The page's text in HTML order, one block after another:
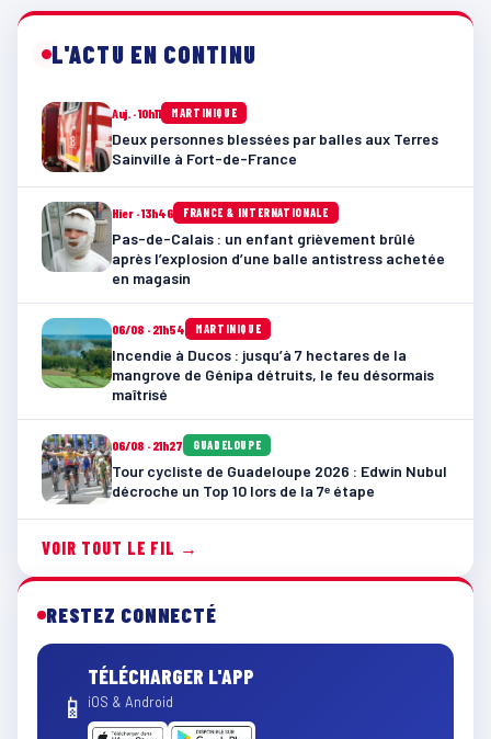
L'ACTU EN CONTINU
Auj. · 10h11 MARTINIQUE
Deux personnes blessées par balles aux Terres
Sainville à Fort-de-France
Hier · 13h46 FRANCE & INTERNATIONALE
Pas-de-Calais : un enfant grièvement brûlé
après l’explosion d’une balle antistress achetée
en magasin
06/08 · 21h54 MARTINIQUE
Incendie à Ducos : jusqu’à 7 hectares de la
mangrove de Génipa détruits, le feu désormais
maîtrisé
06/08 · 21h27 GUADELOUPE
Tour cycliste de Guadeloupe 2026 : Edwin Nubul
décroche un Top 10 lors de la 7ᵉ étape
VOIR TOUT LE FIL →
RESTEZ CONNECTÉ
📱
TÉLÉCHARGER L'APP
iOS & Android